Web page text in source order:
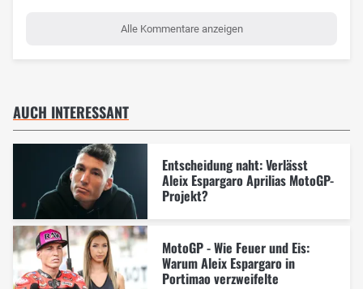
Alle Kommentare anzeigen
AUCH INTERESSANT
Entscheidung naht: Verlässt
Aleix Espargaro Aprilias MotoGP-
Projekt?
MotoGP - Wie Feuer und Eis:
Warum Aleix Espargaro in
Portimao verzweifelte